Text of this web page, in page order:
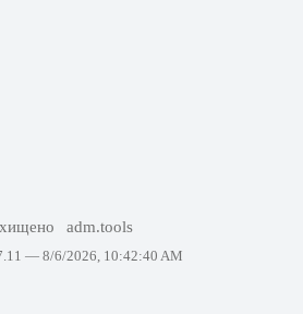
adm.tools
— 8/6/2026, 10:42:40 AM